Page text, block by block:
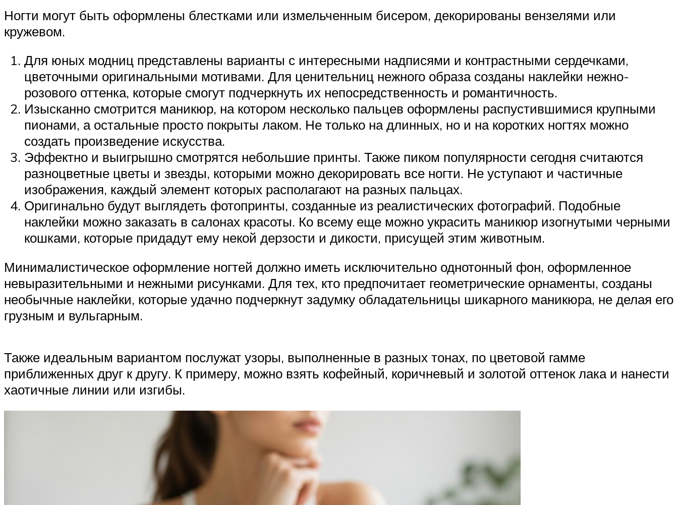
Ногти могут быть оформлены блестками или измельченным бисером, декорированы вензелями или
кружевом.
Для юных модниц представлены варианты с интересными надписями и контрастными сердечками,
цветочными оригинальными мотивами. Для ценительниц нежного образа созданы наклейки нежно-
розового оттенка, которые смогут подчеркнуть их непосредственность и романтичность.
Изысканно смотрится маникюр, на котором несколько пальцев оформлены распустившимися крупными
пионами, а остальные просто покрыты лаком. Не только на длинных, но и на коротких ногтях можно
создать произведение искусства.
Эффектно и выигрышно смотрятся небольшие принты. Также пиком популярности сегодня считаются
разноцветные цветы и звезды, которыми можно декорировать все ногти. Не уступают и частичные
изображения, каждый элемент которых располагают на разных пальцах.
Оригинально будут выглядеть фотопринты, созданные из реалистических фотографий. Подобные
наклейки можно заказать в салонах красоты. Ко всему еще можно украсить маникюр изогнутыми черными
кошками, которые придадут ему некой дерзости и дикости, присущей этим животным.
Минималистическое оформление ногтей должно иметь исключительно однотонный фон, оформленное
невыразительными и нежными рисунками. Для тех, кто предпочитает геометрические орнаменты, созданы
необычные наклейки, которые удачно подчеркнут задумку обладательницы шикарного маникюра, не делая его
грузным и вульгарным.
Также идеальным вариантом послужат узоры, выполненные в разных тонах, по цветовой гамме
приближенных друг к другу. К примеру, можно взять кофейный, коричневый и золотой оттенок лака и нанести
хаотичные линии или изгибы.